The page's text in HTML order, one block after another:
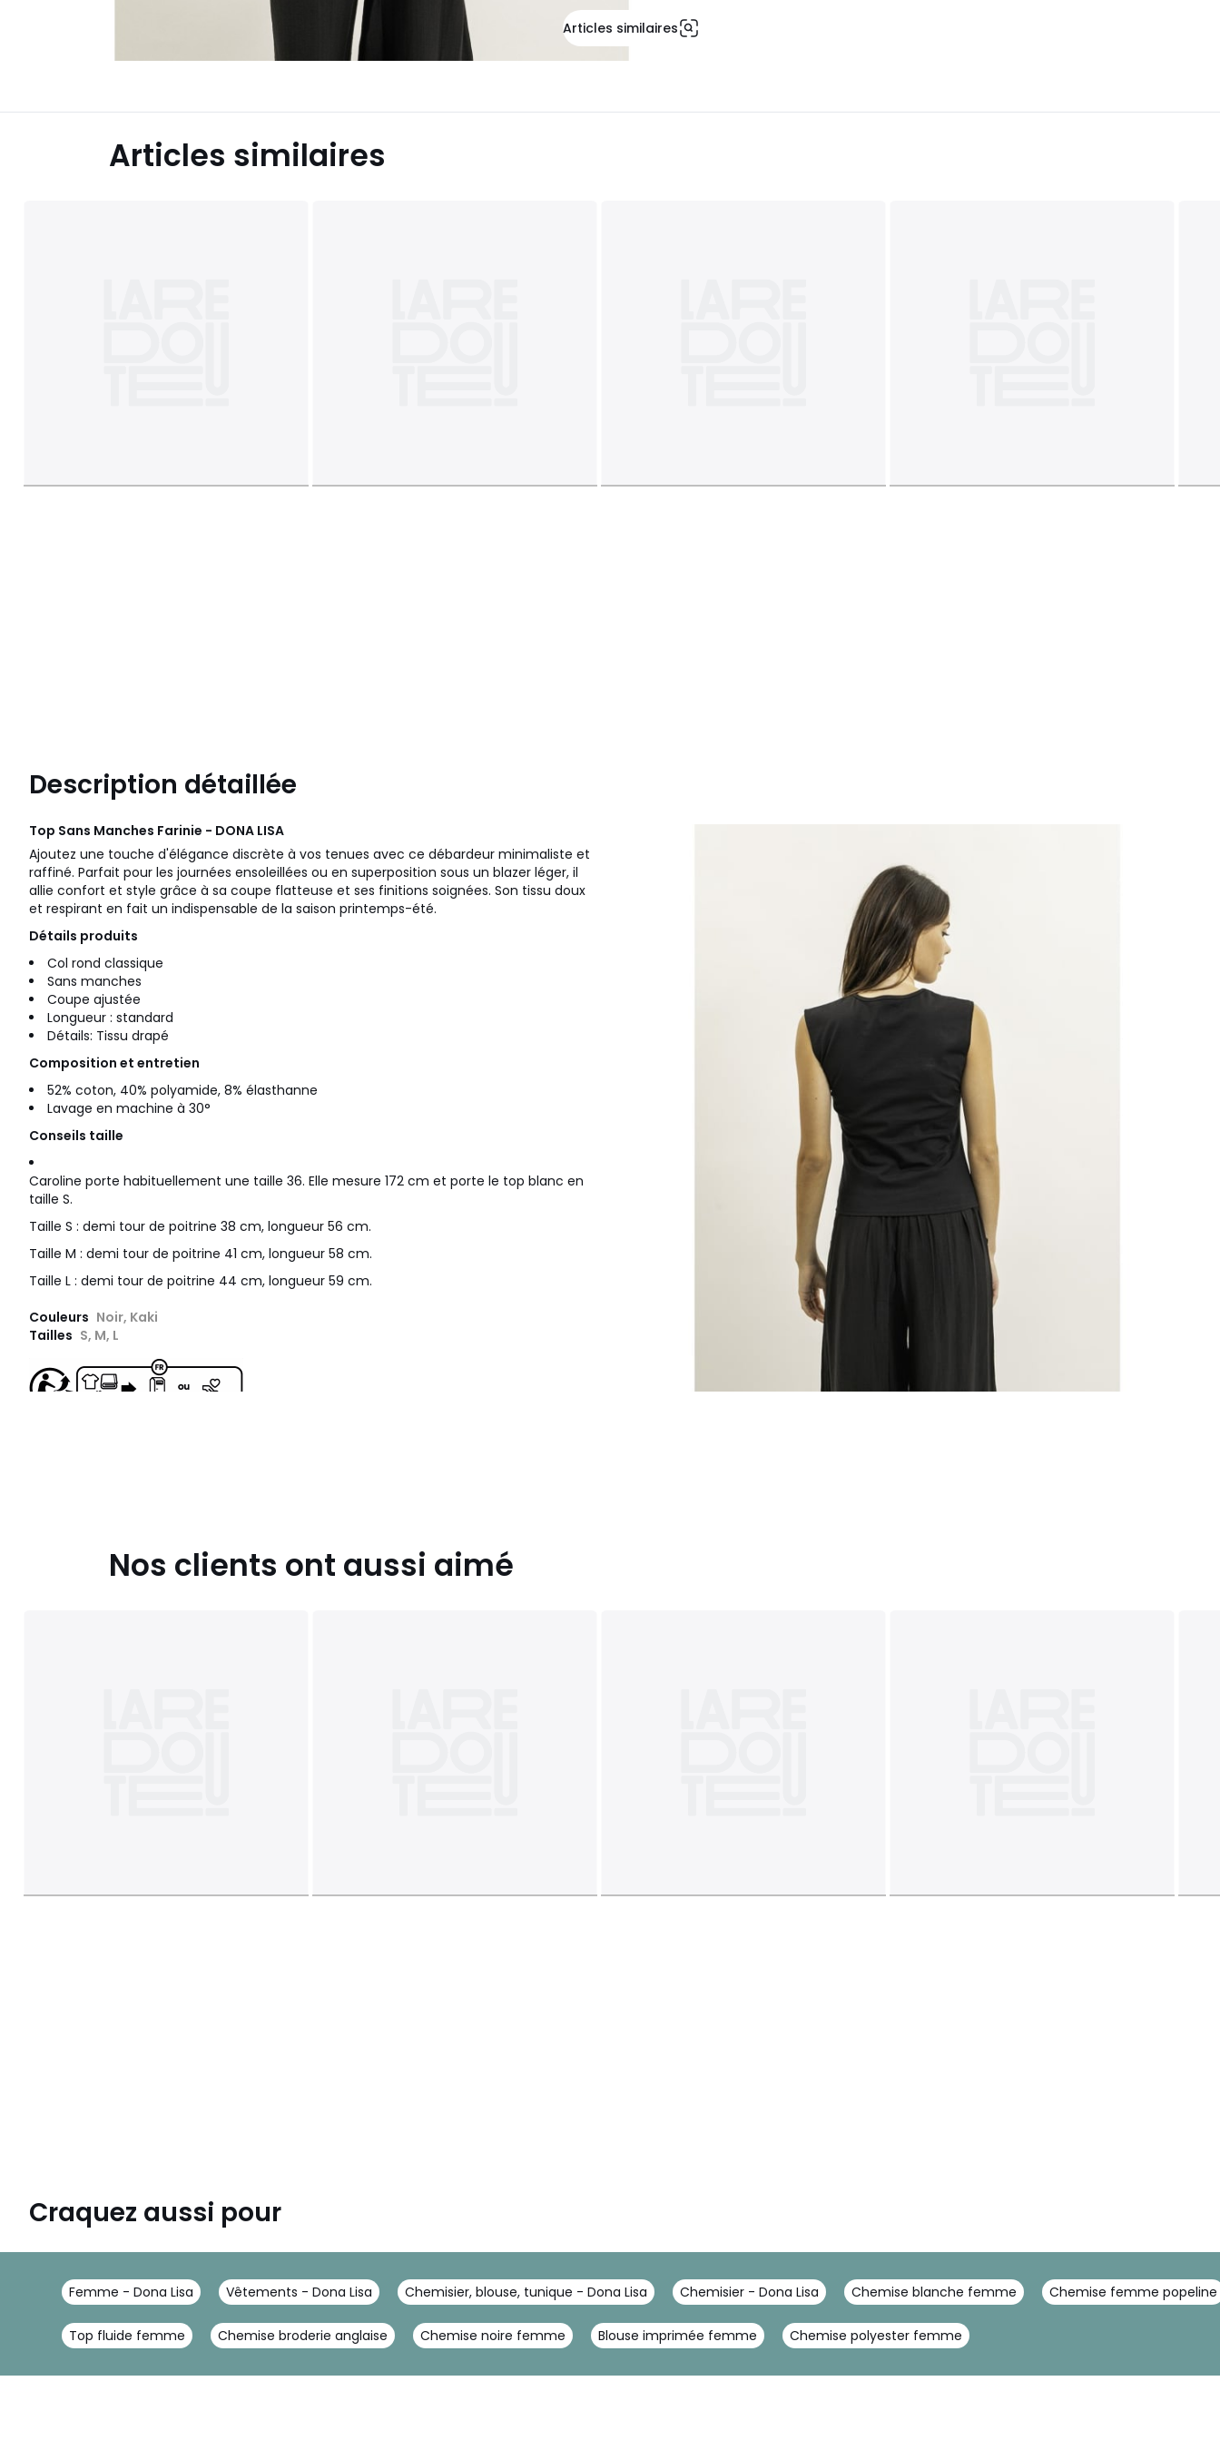
Articles similaires
Articles similaires
Description détaillée
Top Sans Manches Farinie - DONA LISA
Ajoutez une touche d'élégance discrète à vos tenues avec ce débardeur minimaliste et
raffiné. Parfait pour les journées ensoleillées ou en superposition sous un blazer léger, il
allie confort et style grâce à sa coupe flatteuse et ses finitions soignées. Son tissu doux
et respirant en fait un indispensable de la saison printemps-été.
Détails produits
Col rond classique
Sans manches
Coupe ajustée
Longueur : standard
Détails: Tissu drapé
Composition et entretien
52% coton, 40% polyamide, 8% élasthanne
Lavage en machine à 30°
Conseils taille
Caroline porte habituellement une taille 36. Elle mesure 172 cm et porte le top blanc en
taille S.
Taille S : demi tour de poitrine 38 cm, longueur 56 cm.
Taille M : demi tour de poitrine 41 cm, longueur 58 cm.
Taille L : demi tour de poitrine 44 cm, longueur 59 cm.
Couleurs Noir, Kaki
Tailles S, M, L
Nos clients ont aussi aimé
Craquez aussi pour
Femme - Dona Lisa Vêtements - Dona Lisa Chemisier, blouse, tunique - Dona Lisa Chemisier - Dona Lisa Chemise blanche femme Chemise femme popeline
Top fluide femme Chemise broderie anglaise Chemise noire femme Blouse imprimée femme Chemise polyester femme